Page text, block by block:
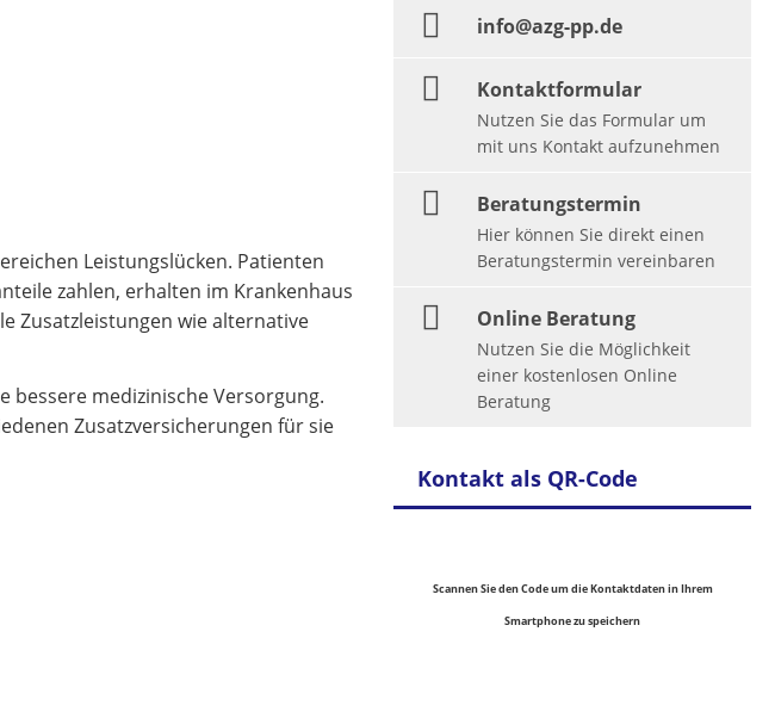
info@azg-pp.de
Kontaktformular
Nutzen Sie das Formular um
mit uns Kontakt aufzunehmen
Beratungstermin
Hier können Sie direkt einen
Beratungstermin vereinbaren
Online Beratung
Nutzen Sie die Möglichkeit
einer kostenlosen Online
Beratung
Kontakt als QR-Code
Scannen Sie den Code um die Kontaktdaten in Ihrem
Smartphone zu speichern
Leistungslücken. Patienten
zahlen, erhalten im Krankenhaus
Zusatzleistungen wie alternative
bessere medizinische Versorgung.
Zusatzversicherungen für sie